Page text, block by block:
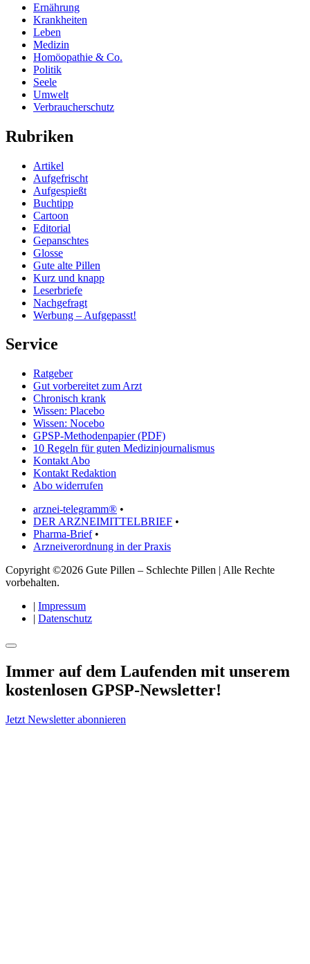
Ernährung
Krankheiten
Leben
Medizin
Homöopathie & Co.
Politik
Seele
Umwelt
Verbraucherschutz
Rubriken
Artikel
Aufgefrischt
Aufgespießt
Buchtipp
Cartoon
Editorial
Gepanschtes
Glosse
Gute alte Pillen
Kurz und knapp
Leserbriefe
Nachgefragt
Werbung – Aufgepasst!
Service
Ratgeber
Gut vorbereitet zum Arzt
Chronisch krank
Wissen: Placebo
Wissen: Nocebo
GPSP-Methodenpapier (PDF)
10 Regeln für guten Medizinjournalismus
Kontakt Abo
Kontakt Redaktion
Abo widerrufen
arznei-telegramm® •
DER ARZNEIMITTELBRIEF •
Pharma-Brief•
Arzneiverordnung in der Praxis
Copyright ©2026 Gute Pillen – Schlechte Pillen | Alle Rechte
vorbehalten.
| Impressum
| Datenschutz
Immer auf dem Laufenden mit unserem
kostenlosen GPSP-Newsletter!
Jetzt Newsletter abonnieren